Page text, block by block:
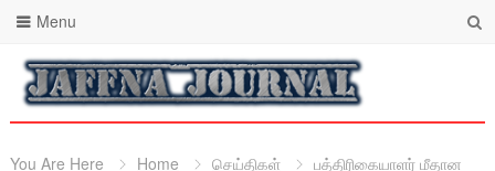
Menu
You Are Here Home செய்திகள்
பத்திரிகையாளர் மீதான